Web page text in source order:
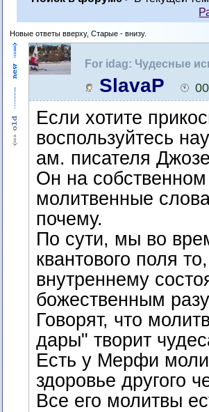
Новые ответы вверху, Старые - внизу.
For idag: Чудесные
SlavaP
Если хотите
воспользуйтесь
ам. писателя
Он на
молитвенные
почему.
По сути, мы во
квантового поля
внутреннему
божественным
Говорят, что
дары" творит
Есть у Мерфи
здоровье другого
Все его молитвы